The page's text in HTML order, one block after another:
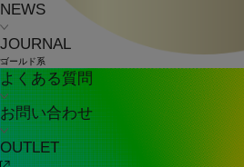
NEWS
JOURNAL
よくある質問
お問い合わせ
OUTLET
ゴールド系